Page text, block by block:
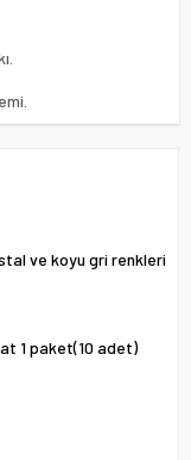
ve koyu gri renkleri
1 paket(10 adet)